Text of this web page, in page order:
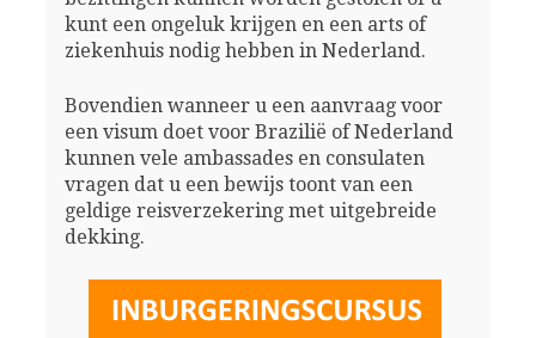
kunt een ongeluk krijgen en een arts of
ziekenhuis nodig hebben in Nederland.
Bovendien wanneer u een aanvraag voor
een visum doet voor Brazilië of Nederland
kunnen vele ambassades en consulaten
vragen dat u een bewijs toont van een
geldige reisverzekering met uitgebreide
dekking.